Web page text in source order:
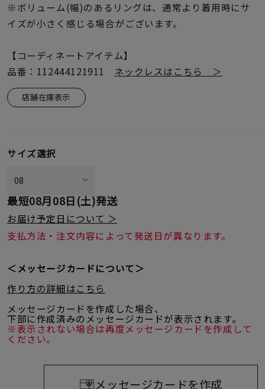
レディース
～
メンズ
リングサイズ
在庫
※ボリューム(幅)のあるリングは、通常より着用時にサ
イズが小さく感じる場合がございます。
【コーディネートアイテム】
品番：112444121911 ネックレスはこちら ＞
店舗在庫表示
サイズ選択
最短08月08日(土)発送
お届け予定日について ＞
支払方法・注文内容によって発送日が異なります。
＜メッセージカードについて＞
作り方の詳細はこちら
メッセージカードを作成した場合、
下部に作成済みのメッセージカードが表示されます。
※表示されない場合は再度メッセージカードを作成して
ください。
メッセージカードを作成